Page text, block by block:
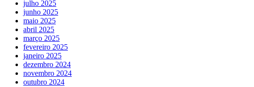
julho 2025
junho 2025
maio 2025
abril 2025
março 2025
fevereiro 2025
janeiro 2025
dezembro 2024
novembro 2024
outubro 2024